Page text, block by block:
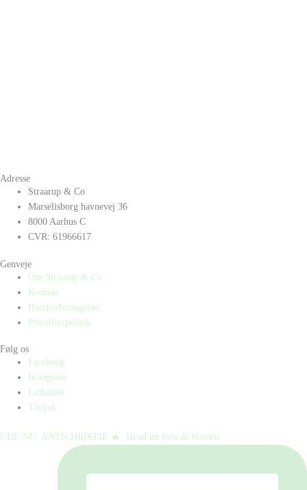
Adresse
Straarup & Co
Marselisborg havnevej 36
8000 Aarhus C
CVR: 61966617
Genveje
Om Straarup & Co
Kontakt
Handelsbetingelser
Privatlivspolitik
Følg os
Facebook
Instagram
LinkedIn
TikTok
UDE NU: ANTICHRISTIE 🔥⁠ ⁠ Hvad nu hvis de historie